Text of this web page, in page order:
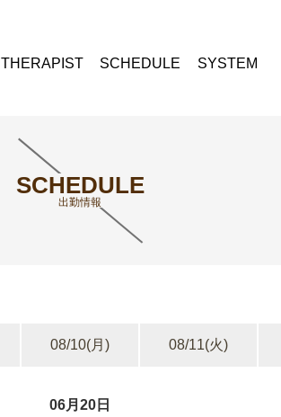
THERAPIST SCHEDULE SYSTEM
SCHEDULE
出勤情報
08/10(月) 08/11(火)
06月20日